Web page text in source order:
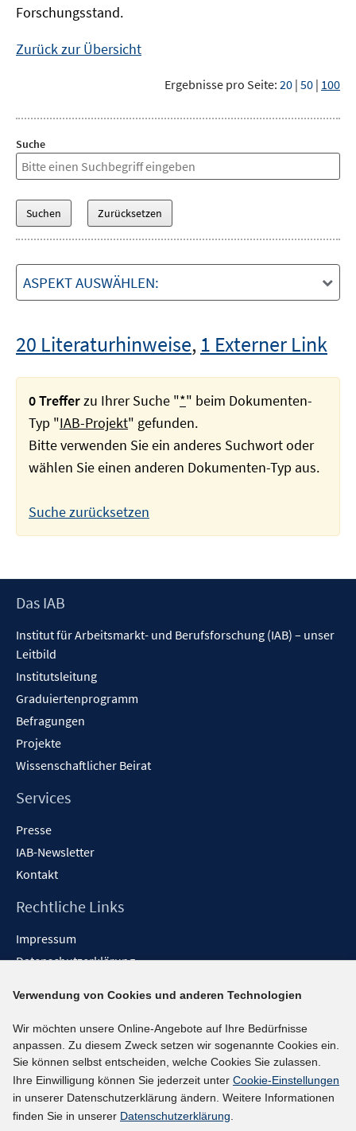
Forschungsstand.
Zurück zur Übersicht
Ergebnisse pro Seite: 20 | 50 | 100
Suche
ASPEKT AUSWÄHLEN:
20 Literaturhinweise, 1 Externer Link
0 Trefferzu Ihrer Suche "*" beim Dokumenten-
Typ "IAB-Projekt" gefunden.
Bitte verwenden Sie ein anderes Suchwort oder
wählen Sie einen anderen Dokumenten-Typ aus.
Suche zurücksetzen
Footer
Das IAB
Institut für Arbeitsmarkt- und Berufsforschung (IAB) – unser
Leitbild
Institutsleitung
Graduiertenprogramm
Befragungen
Projekte
Wissenschaftlicher Beirat
Services
Presse
IAB-Newsletter
Kontakt
Rechtliche Links
Impressum
Datenschutzerklärung
Barrieren melden
Social-Media-Kanäle
BlueSky
YouTube
LinkedIn
Verwendung von Cookies und anderen Technologien
Wir möchten unsere Online-Angebote auf Ihre Bedürfnisse
anpassen. Zu diesem Zweck setzen wir sogenannte Cookies ein.
Sie können selbst entscheiden, welche Cookies Sie zulassen.
Ihre Einwilligung können Sie jederzeit unter Cookie-Einstellungen
in unserer Datenschutzerklärung ändern. Weitere Informationen
finden Sie in unserer Datenschutzerklärung.